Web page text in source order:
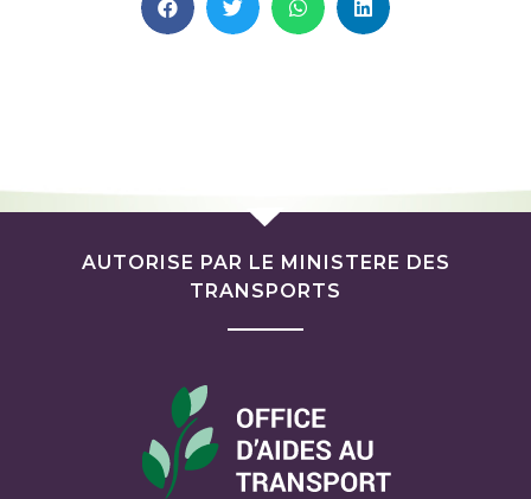
AUTORISE PAR LE MINISTERE DES
TRANSPORTS